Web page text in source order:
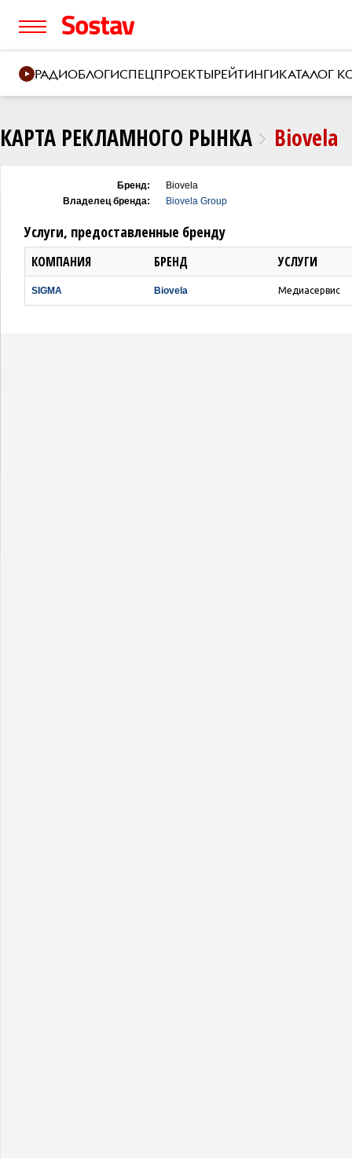
РАДИОБЛОГИСПЕЦПРОЕКТЫРЕЙТИНГИКАТАЛОГ
КАРТА РЕКЛАМНОГО РЫНКА Biovela
Бренд:
Biovela
Владелец бренда:
Biovela Group
Услуги, предоставленные бренду
КОМПАНИЯ БРЕНД УСЛУГИ
SIGMA Biovela Медиасервис